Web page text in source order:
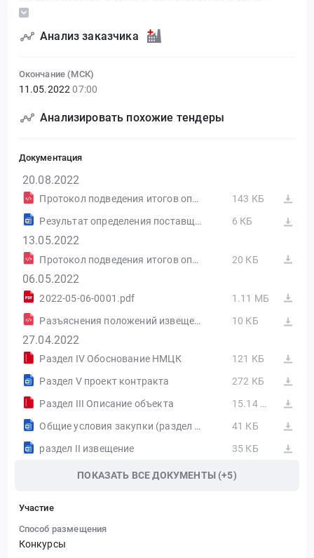
░░░░░░░░░░░░░░░░░░░░░░
░░░░░░░░░░░░░░░░░░░░░░░░░
░░░░░░░░░░░░░░░░░░░░░░░░░░░░░░
Анализ заказчика
Окончание (МСК)
11.05.2022 07:00
Анализировать похожие тендеры
Документация
20.08.2022
Протокол подведения итогов определения поставщика (подрядчика, исполнителя) от 12.05.2022 №ИЭА1
143 КБ
Результат определения поставщика (подрядчика, исполнителя), сформированный на основании размещенных протоколов
6 КБ
13.05.2022
Протокол подведения итогов определения поставщика (подрядчика, исполнителя) от 12.05.2022 №ИЭА1 20 КБ
06.05.2022
2022-05-06-0001.pdf
1.11 МБ
Разъяснения положений извещения об осуществлении закупки от 06.05.2022 №РИ1
10 КБ
27.04.2022
Раздел IV Обоснование НМЦК
121 КБ
Раздел V проект контракта
272 КБ
Раздел III Описание объекта
15.14 МБ
Общие условия закупки (раздел I извещения) ред. 2 требования к составу заявки
41 КБ
раздел II извещение
35 КБ
ПОКАЗАТЬ ВСЕ ДОКУМЕНТЫ (+5)
Участие
Способ размещения
Конкурсы